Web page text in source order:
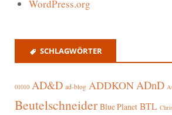
WordPress.org
SCHLAGWÖRTER
01010 AD&D ad-blog ADDKONADnD
Beutelschneider Blue Planet BTL